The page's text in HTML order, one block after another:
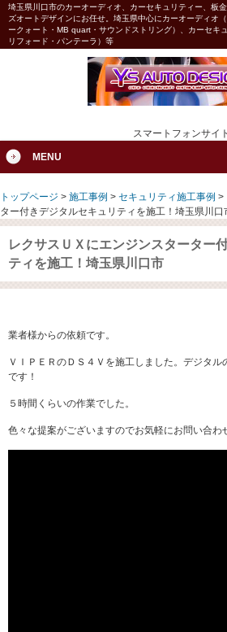
埼玉県川口市のカーオーディオ、カーセキュリティー、板
ズオートデザインにお任せ。埼玉県中心にカーオーディオ
ークォート・MB quart・サウンドストリング）、カーセキ
リフォード・パンテーラ）等
スマートフォンサイト
MENU
トップページ > 施工事例 > セキュリティ施工事例 >
ター付きデジタルセキュリティを施工！埼玉県川口
レクサスＵＸにエンジンスターター
ティを施工！埼玉県川口市
業者様からの依頼です。
ＶＩＰＥＲのＤＳ４Ｖを施工しました。デジタル
です！
５時間くらいの作業でした。
色々な提案がございますのでお気軽にお問い合わ